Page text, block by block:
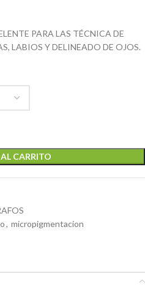
PARA LAS TÉCNICA DE
LABIOS Y DELINEADO DE OJOS.
CARRITO
, micropigmentacion